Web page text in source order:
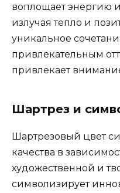
воплощает энергию
излучая тепло и
уникальное
привлекательным
привлекает
Шартрез и
Шартрезовый цвет
качества в
художественной и
символизирует